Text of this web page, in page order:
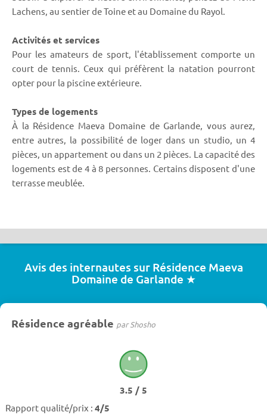
Lachens, au sentier de Toine et au Domaine du Rayol.
Activités et services
Pour les amateurs de sport, l'établissement comporte un
court de tennis. Ceux qui préfèrent la natation pourront
opter pour la piscine extérieure.
Types de logements
À la Résidence Maeva Domaine de Garlande, vous aurez,
entre autres, la possibilité de loger dans un studio, un 4
pièces, un appartement ou dans un 2 pièces. La capacité des
logements est de 4 à 8 personnes. Certains disposent d'une
terrasse meublée.
Avis des internautes sur Résidence Maeva
Domaine de Garlande ★
Résidence agréable par Shosho
3.5 / 5
Rapport qualité/prix : 4/5